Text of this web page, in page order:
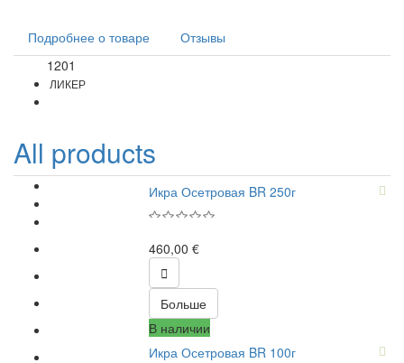
Подробнее о товаре Отзывы
1201
ЛИКЕР
All products
Икра Осетровая BR 250г
460,00 €

Больше
В наличии
Икра Осетровая BR 100г